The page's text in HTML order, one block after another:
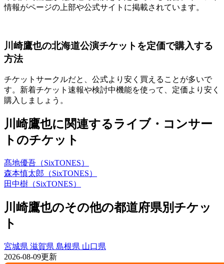
情報がページの上部や公式サイトに掲載されています。
川崎鷹也の北海道公演チケットを定価で購入する
方法
チケットサークルだと、公式より安く買えることが多いで
す。新着チケット速報や検討中機能を使って、定価より安く
購入しましょう。
川崎鷹也に関連するライブ・コンサー
トのチケット
髙地優吾（SixTONES）
森本慎太郎（SixTONES）
田中樹（SixTONES）
川崎鷹也のその他の都道府県別チケッ
ト
宮城県 滋賀県 島根県 山口県
2026-08-09更新